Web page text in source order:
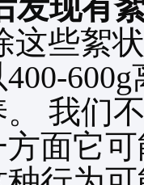
发现有
这些絮
400-600g
我们
面它